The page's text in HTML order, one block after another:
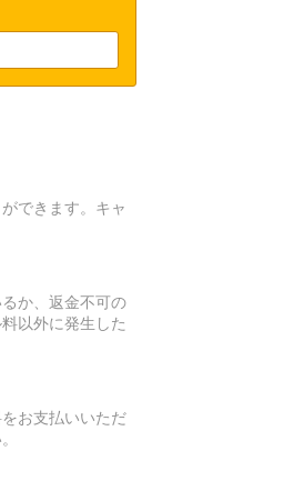
できます。キャ
か、返金不可の
以外に発生した
お支払いいただ